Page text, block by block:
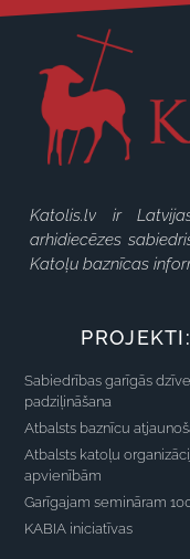
Katolis.lv ir
arhidiecēzes
Katoļu baznīcas
PROJEKTI:
Sabiedrības garīgās
padziļināšana
Atbalsts baznīcu
Atbalsts katoļu
apvienībām
Garīgajam semināram
KABIA iniciatīvas